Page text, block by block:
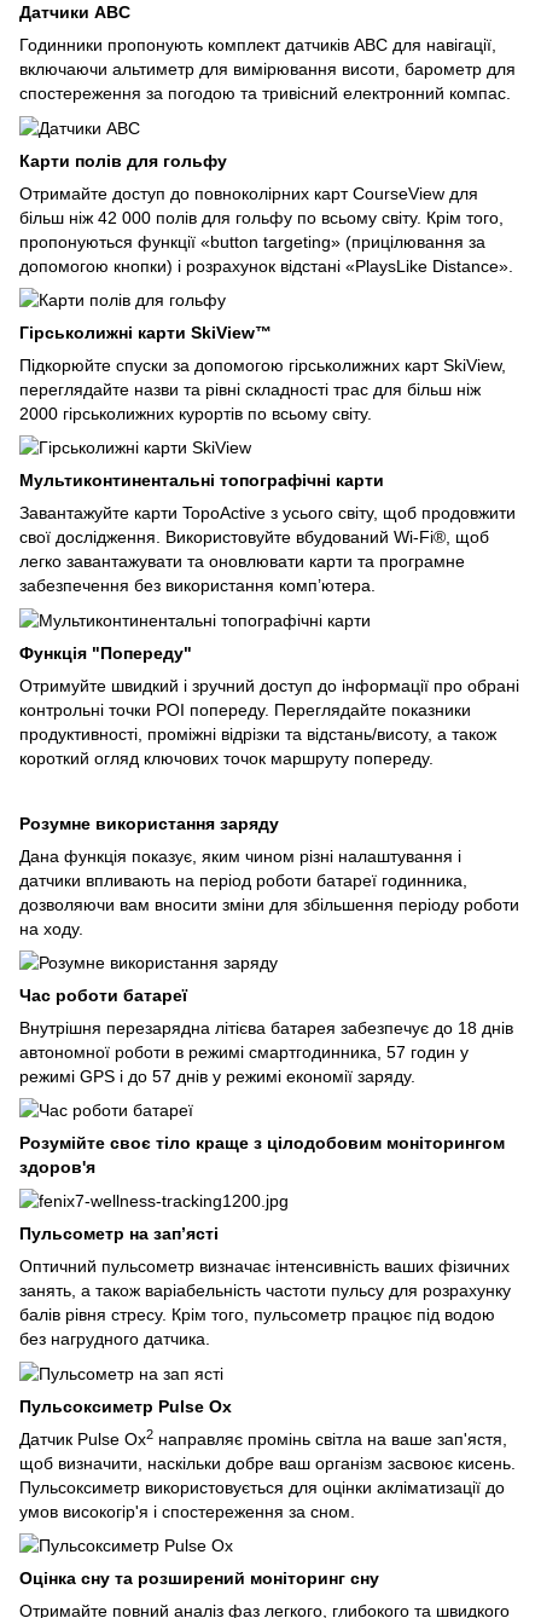
Датчики ABC
Годинники пропонують комплект датчиків ABC для навігації,
включаючи альтиметр для вимірювання висоти, барометр для
спостереження за погодою та тривісний електронний компас.
Карти полів для гольфу
Отримайте доступ до повноколірних карт CourseView для
більш ніж 42 000 полів для гольфу по всьому світу. Крім того,
пропонуються функції «button targeting» (прицілювання за
допомогою кнопки) і розрахунок відстані «PlaysLike Distance».
Гірськолижні карти SkiView™
Підкорюйте спуски за допомогою гірськолижних карт SkiView,
переглядайте назви та рівні складності трас для більш ніж
2000 гірськолижних курортів по всьому світу.
Мультиконтинентальні топографічні карти
Завантажуйте карти TopoActive з усього світу, щоб продовжити
свої дослідження. Використовуйте вбудований Wi-Fi®, щоб
легко завантажувати та оновлювати карти та програмне
забезпечення без використання комп’ютера.
Функція "Попереду"
Отримуйте швидкий і зручний доступ до інформації про обрані
контрольні точки POI попереду. Переглядайте показники
продуктивності, проміжні відрізки та відстань/висоту, а також
короткий огляд ключових точок маршруту попереду.
Розумне використання заряду
Дана функція показує, яким чином різні налаштування і
датчики впливають на період роботи батареї годинника,
дозволяючи вам вносити зміни для збільшення періоду роботи
на ходу.
Час роботи батареї
Внутрішня перезарядна літієва батарея забезпечує до 18 днів
автономної роботи в режимі смартгодинника, 57 годин у
режимі GPS і до 57 днів у режимі економії заряду.
Розумійте своє тіло краще з цілодобовим моніторингом
здоров'я
Пульсометр на зап’ясті
Оптичний пульсометр визначає інтенсивність ваших фізичних
занять, а також варіабельність частоти пульсу для розрахунку
балів рівня стресу. Крім того, пульсометр працює під водою
без нагрудного датчика.
Пульсоксиметр Pulse Ox
Датчик Pulse Ox2 направляє промінь світла на ваше зап'ястя,
щоб визначити, наскільки добре ваш організм засвоює кисень.
Пульсоксиметр використовується для оцінки акліматизації до
умов високогір'я і спостереження за сном.
Оцінка сну та розширений моніторинг сну
Отримайте повний аналіз фаз легкого, глибокого та швидкого